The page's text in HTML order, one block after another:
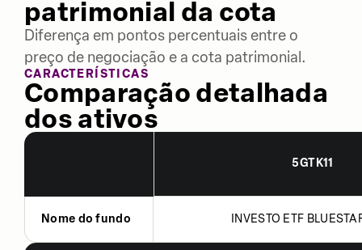
patrimonial da cota
Diferença em pontos percentuais entre o
preço de negociação e a cota patrimonial.
CARACTERÍSTICAS
Comparação detalhada
dos ativos
5GTK11
Nome do fundo INVESTO ETF